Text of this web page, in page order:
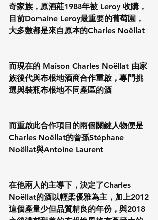
奇家族，原酒莊1988年被 Leroy 收購，
目前Domaine Leroy最重要的葡萄園，
大多數都是來自原本的Charles Noëllat
而現在的 Maison Charles Noëllat 由家
族後代與布根地酒商合作重啟，專門挑
選與裝瓶布根地不同產區的酒
而重啟此合作項目的兩個關鍵人物便是
Charles Noëllat的曾孫Stéphane
Noëllat與Antoine Laurent
在他兩人的主導下，決定了Charles
Noëllat的酒以輕柔優雅為主，加上2012
這個產量少但品質精良的年份，與2018